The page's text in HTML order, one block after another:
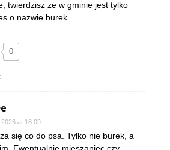
twierdzisz ze w gminie jest tylko
o nazwie burek
0
at 18:09
się co do psa. Tylko nie burek, a
Ewentualnie mieszaniec czy